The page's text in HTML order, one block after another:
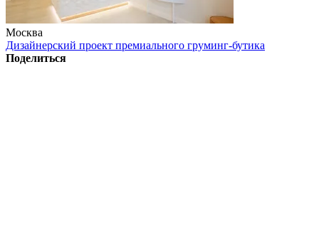
Москва
Дизайнерский проект премиального груминг-бутика
Поделиться